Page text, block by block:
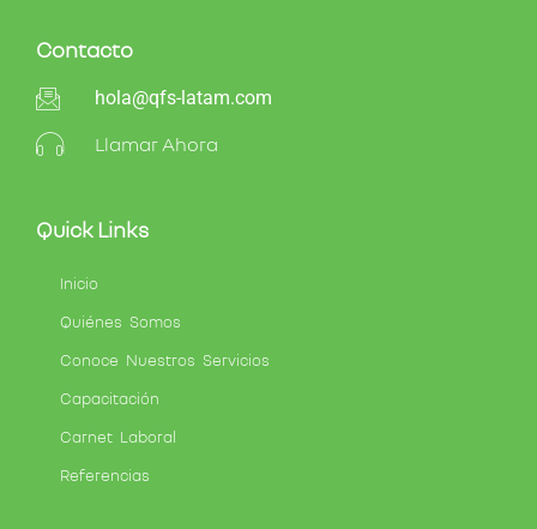
Contacto
hola@qfs-latam.com
Llamar Ahora
Quick Links
Inicio
Quiénes Somos
Conoce Nuestros Servicios
Capacitación
Carnet Laboral
Referencias